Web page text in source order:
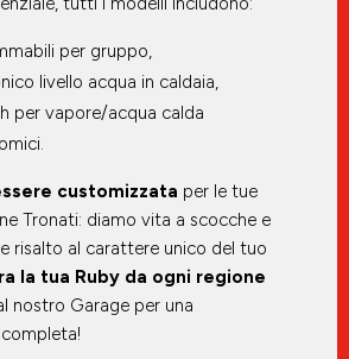
per gruppo,
livello acqua in caldaia,
per vapore/acqua calda
customizzata per le tue
Tronati: diamo vita a scocche e
risalto al carattere unico del tuo
la tua Ruby da ogni regione
nostro Garage per una